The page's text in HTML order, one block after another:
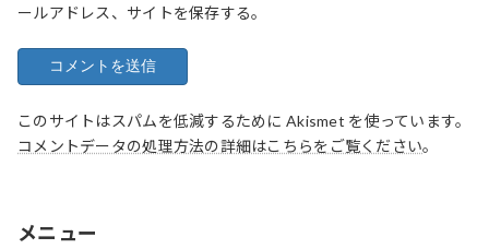
ールアドレス、サイトを保存する。
このサイトはスパムを低減するために Akismet を使っています。
コメントデータの処理方法の詳細はこちらをご覧ください。
メニュー